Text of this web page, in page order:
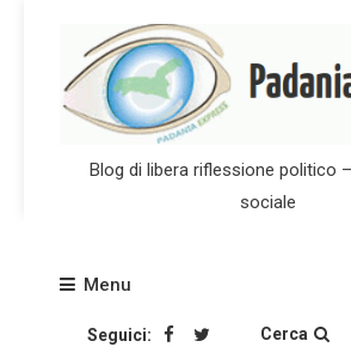
Blog di libera riflessione politico
sociale
Menu
Seguici: Cerca